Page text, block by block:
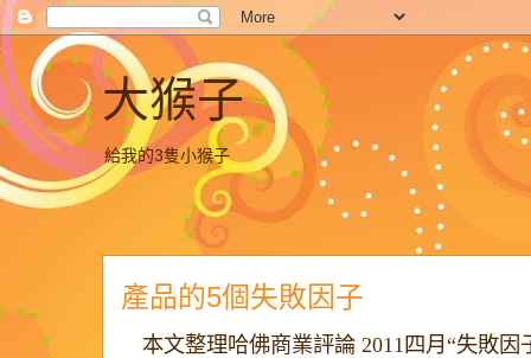
大猴子
給我的3隻小猴子
產品的5個失敗因子
本文整理哈佛商業評論 2011四月“失敗